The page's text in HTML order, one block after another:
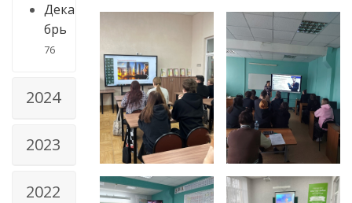
Дека
брь
76
2024
2023
2022